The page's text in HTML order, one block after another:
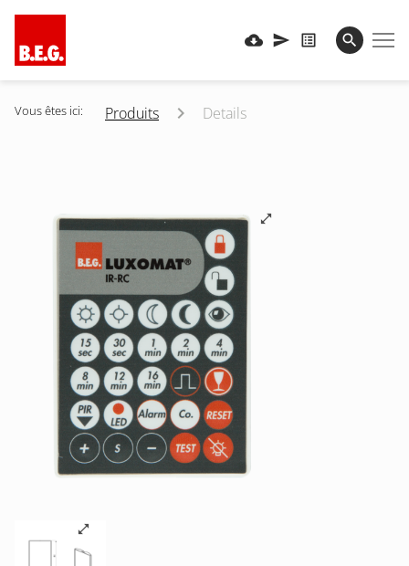
Vous êtes ici: Produits Details